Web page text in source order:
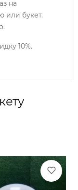
на
или букет.
10%.